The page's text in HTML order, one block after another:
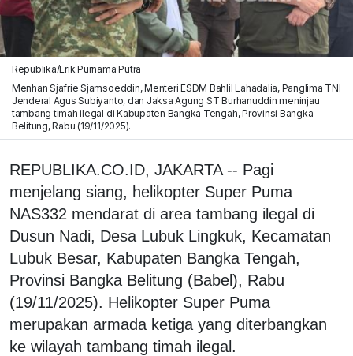
Republika/Erik Purnama Putra
Menhan Sjafrie Sjamsoeddin, Menteri ESDM Bahlil Lahadalia, Panglima TNI
Jenderal Agus Subiyanto, dan Jaksa Agung ST Burhanuddin meninjau
tambang timah ilegal di Kabupaten Bangka Tengah, Provinsi Bangka
Belitung, Rabu (19/11/2025).
REPUBLIKA.CO.ID, JAKARTA -- Pagi
menjelang siang, helikopter Super Puma
NAS332 mendarat di area tambang ilegal di
Dusun Nadi, Desa Lubuk Lingkuk, Kecamatan
Lubuk Besar, Kabupaten Bangka Tengah,
Provinsi Bangka Belitung (Babel), Rabu
(19/11/2025). Helikopter Super Puma
merupakan armada ketiga yang diterbangkan
ke wilayah tambang timah ilegal.